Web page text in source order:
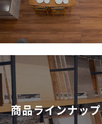
商品ラインナップ